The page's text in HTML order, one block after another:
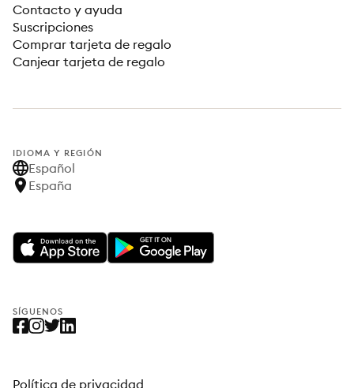
Contacto y ayuda
Suscripciones
Comprar tarjeta de regalo
Canjear tarjeta de regalo
IDIOMA Y REGIÓN
Español
España
SÍGUENOS
Política de privacidad